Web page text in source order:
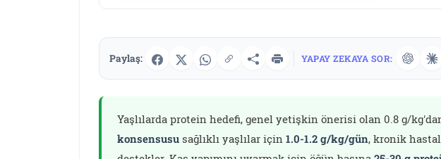
Paylaş: YAPAY ZEKAYA SOR:
Yaşlılarda protein hedefi, genel yetişkin önerisi olan 0.8 g/
konsensusu sağlıklı yaşlılar için1.0-1.2 g/kg/gün, kronik